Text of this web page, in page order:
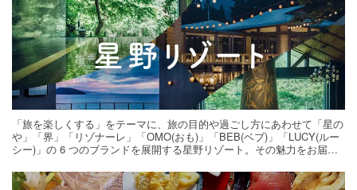
「旅を楽しくする」をテーマに、旅の目的や過ごし方にあわせて「星の
や」「界」「リゾナーレ」「OMO(おも)」「BEB(ベブ)」「LUCY(ルー
シー)」の 6 つのブランドを展開する星野リゾート。その魅力をお届け